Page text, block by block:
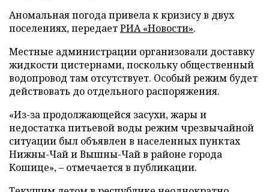
Аномальная погода привела к кризису в двух
поселениях, передаетРИА «Новости».
Местные администрации организовали доставку
жидкости цистернами, поскольку общественный
водопровод там отсутствует. Особый режим будет
действовать до отдельного распоряжения.
«Из-за продолжающейся засухи, жары и
недостатка питьевой воды режим чрезвычайной
ситуации был объявлен в населенных пунктах
Нижны-Чай и Вышны-Чай в районе города
Кошице», – отмечается в публикации.